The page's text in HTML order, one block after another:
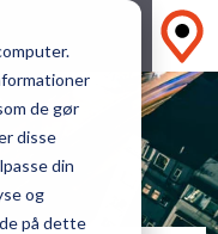
de gør
disse
din
og
på dette